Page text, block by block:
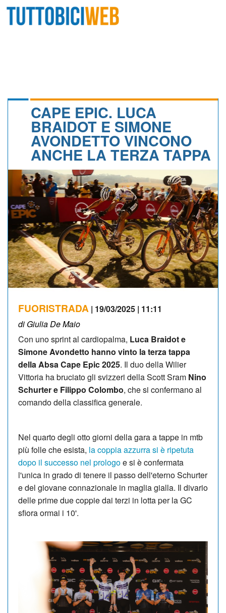
CALENDARIO
ALBI D'ORO
NEWSLETTER
CAPE EPIC. LUCA
BRAIDOT E SIMONE
AVONDETTO VINCONO
ANCHE LA TERZA TAPPA
FUORISTRADA | 19/03/2025 | 11:11
di Giulia De Maio
Con uno sprint al cardiopalma, Luca Braidot e
Simone Avondetto hanno vinto la terza tappa
della Absa Cape Epic 2025. Il duo della Wilier
Vittoria ha bruciato gli svizzeri della Scott Sram Nino
Schurter e Filippo Colombo, che si confermano al
comando della classifica generale.
Nel quarto degli otto giorni della gara a tappe in mtb
più folle che esista, la coppia azzurra si è ripetuta
dopo il successo nel prologoe si è confermata
l'unica in grado di tenere il passo dell'eterno Schurter
e del giovane connazionale in maglia gialla. Il divario
delle prime due coppie dai terzi in lotta per la GC
sfiora ormai i 10'.